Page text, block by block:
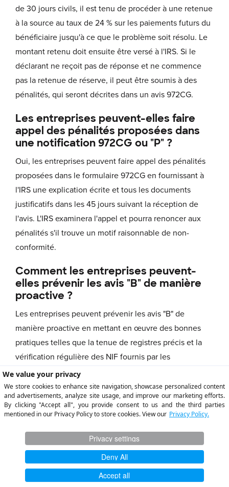
de 30 jours civils, il est tenu de procéder à une retenue
à la source au taux de 24 % sur les paiements futurs du
bénéficiaire jusqu'à ce que le problème soit résolu. Le
montant retenu doit ensuite être versé à l'IRS. Si le
déclarant ne reçoit pas de réponse et ne commence
pas la retenue de réserve, il peut être soumis à des
pénalités, qui seront décrites dans un avis 972CG.
Les entreprises peuvent-elles faire
appel des pénalités proposées dans
une notification 972CG ou "P" ?
Oui, les entreprises peuvent faire appel des pénalités
proposées dans le formulaire 972CG en fournissant à
l'IRS une explication écrite et tous les documents
justificatifs dans les 45 jours suivant la réception de
l'avis. L'IRS examinera l'appel et pourra renoncer aux
pénalités s'il trouve un motif raisonnable de non-
conformité.
Comment les entreprises peuvent-
elles prévenir les avis "B" de manière
proactive ?
Les entreprises peuvent prévenir les avis "B" de
manière proactive en mettant en œuvre des bonnes
pratiques telles que la tenue de registres précis et la
vérification régulière des NIF fournis par les
bénéficiaires, le maintien de canaux de communication
appropriés entre les services, l'examen régulier des
processus de déclaration fiscale et la mise à jour de
toutes les modifications apportées aux réglementations
entreprises peuvent minimiser le risque de recevoir des
avis "B" et garantir la conformité avec les exigences de
l'IRS.